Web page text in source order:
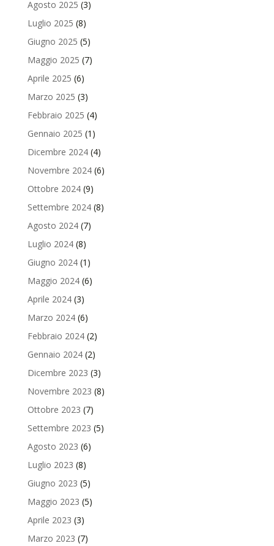
Agosto 2025 (3)
Luglio 2025 (8)
Giugno 2025 (5)
Maggio 2025 (7)
Aprile 2025 (6)
Marzo 2025 (3)
Febbraio 2025 (4)
Gennaio 2025 (1)
Dicembre 2024(4)
Novembre 2024(6)
Ottobre 2024(9)
Settembre 2024(8)
Agosto 2024(7)
Luglio 2024(8)
Giugno 2024(1)
Maggio 2024(6)
Aprile 2024(3)
Marzo 2024(6)
Febbraio 2024(2)
Gennaio 2024(2)
Dicembre 2023 (3)
Novembre 2023 (8)
Ottobre 2023 (7)
Settembre 2023 (5)
Agosto 2023 (6)
Luglio 2023 (8)
Giugno 2023 (5)
Maggio 2023 (5)
Aprile 2023 (3)
Marzo 2023 (7)